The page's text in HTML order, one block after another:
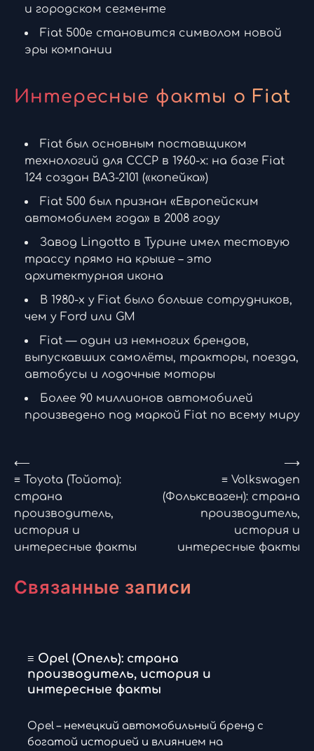
и городском сегменте
Fiat 500e становится символом новой
эры компании
Интересные факты о Fiat
Fiat был основным поставщиком
технологий для СССР в 1960-х: на базе Fiat
124 создан ВАЗ-2101 («копейка»)
Fiat 500 был признан «Европейским
автомобилем года» в 2008 году
Завод Lingotto в Турине имел тестовую
трассу прямо на крыше – это
архитектурная икона
В 1980-х у Fiat было больше сотрудников,
чем у Ford или GM
Fiat — один из немногих брендов,
выпускавших самолёты, тракторы, поезда,
автобусы и лодочные моторы
Более 90 миллионов автомобилей
произведено под маркой Fiat по всему миру
Навигация
по
записям
⟵
≡ Toyota (Тойота):
страна
производитель,
история и
интересные факты
≡ Volkswagen
(Фольксваген): страна
производитель,
история и
интересные факты
⟶
Связанные записи
≡ Opel (Опель): страна
производитель, история и
интересные факты
Opel – немецкий автомобильный бренд с
богатой историей и влиянием на